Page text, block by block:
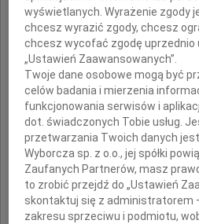
Marioli i
wyświetlanych. Wyrażenie zgody
chcesz wyrazić zgody, chcesz
chcesz wycofać zgodę uprzednio
„Ustawień Zaawansowanych”.
Twoje dane osobowe mogą być
celów badania i mierzenia
funkcjonowania serwisów i
dot. świadczonych Tobie usług.
przetwarzania Twoich danych
Wyborcza sp. z o.o., jej spółki
Zaufanych Partnerów, masz
to zrobić przejdź do „Ustawień
skontaktuj się z administratorem
zakresu sprzeciwu i podmiotu,